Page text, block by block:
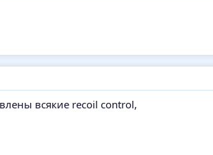
всякие recoil control,